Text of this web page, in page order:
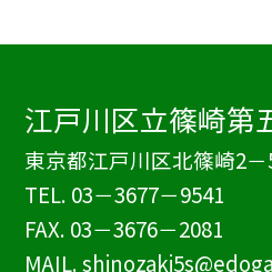
江戸川区立篠崎第
東京都江戸川区北篠崎2－
TEL. 03－3677－9541
FAX. 03－3676－2081
MAIL.